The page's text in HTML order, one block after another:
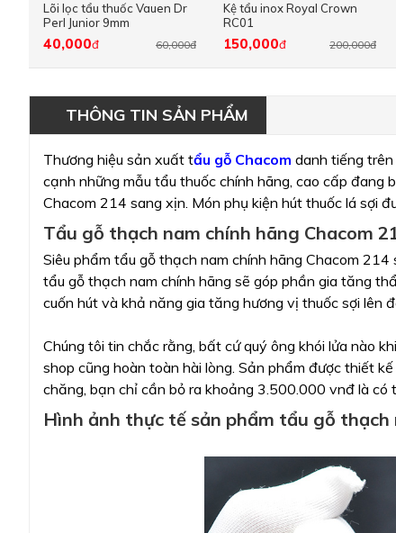
Lõi lọc tẩu thuốc Vauen Dr
Perl Junior 9mm
60,000đ
40,000đ
Kệ tẩu inox Royal Crown
RC01
200,000đ
150,000đ
THÔNG TIN SẢN PHẨM
Thương hiệu sản xuất tẩu gỗ Chacom danh tiếng
cạnh những mẫu tẩu thuốc chính hãng, cao cấp
Chacom 214 sang xịn. Món phụ kiện hút thuốc lá sợi
Tẩu gỗ thạch nam chính hãng Chacom
Siêu phẩm tẩu gỗ thạch nam chính hãng Chacom
tẩu gỗ thạch nam chính hãng sẽ góp phần gia tăng
cuốn hút và khả năng gia tăng hương vị thuốc sợi lên
Chúng tôi tin chắc rằng, bất cứ quý ông khói lửa nào
shop cũng hoàn toàn hài lòng. Sản phẩm được thiết
chăng, bạn chỉ cần bỏ ra khoảng 3.500.000 vnđ là có
Hình ảnh thực tế sản phẩm tẩu gỗ thạch